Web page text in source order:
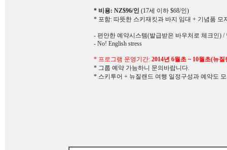
* 비용: NZ$96/인 (17세 이하 $68/인)
* 포함: 따뜻한 스키재킷과 바지 임대 + 기념품 모
- 편안한 예약시스템(발급받은 바우처로 체크인) /
- No! English stress
* 프로그램 운영기간: 2014년 6월초 ~ 10월초(뉴
* 그룹 예약 가능하니 문의바랍니다.
* 스키투어 + 뉴질랜드 여행 일정구성과 예약도